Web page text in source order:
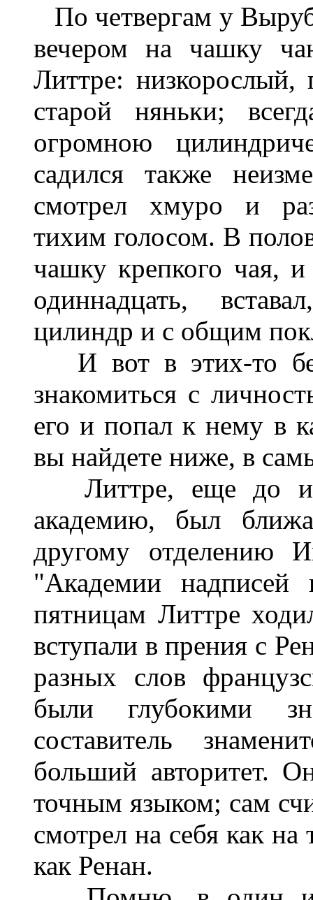
По четвергам у
вечером на чашку
Литтре:
старой няньки;
огромною
садился также
смотрел хмуро и
тихим голосом. В
чашку крепкого чая,
одиннадцать,
цилиндр и с общим
И вот в этих-то
знакомиться с
его и попал к нему в
вы найдете ниже, в
Литтре, еще до
академию, был
другому отделению
"Академии
пятницам Литтре
вступали в прения с
разных слов
были глубокими
составитель
больший авторитет.
точным языком; сам
смотрел на себя как
как Ренан.